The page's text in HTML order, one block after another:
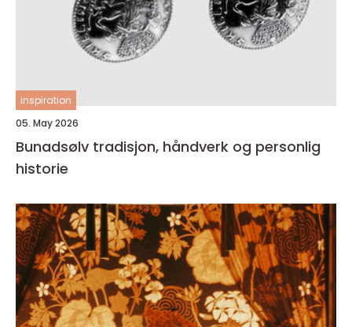
inspiration
05. May 2026
Bunadsølv tradisjon, håndverk og personlig
historie